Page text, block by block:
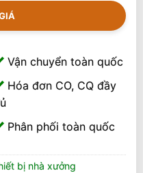
Vận chuyển toàn quốc
Hóa đơn CO, CQ đầy
Phân phối toàn quốc
bị nhà xưởng